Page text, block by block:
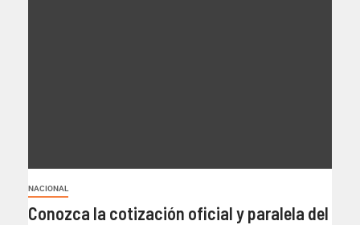
NACIONAL
Conozca la cotización oficial y paralela del